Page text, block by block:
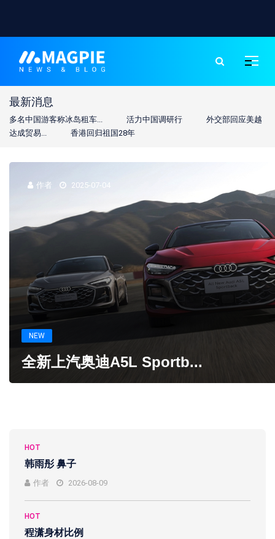
最新消息
多名中国游客称冰岛租车... 活力中国调研行
外交部回应美越
达成贸易...
香港回归祖国28年
作者 2025-07-04
NEW
全新上汽奥迪A5L Sportb...
HOT
韩雨彤 鼻子
作者 2026-08-09
HOT
程潇身材比例